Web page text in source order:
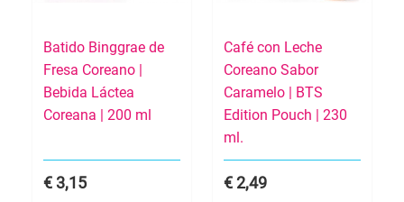
Batido Binggrae de
Fresa Coreano |
Bebida Láctea
Coreana | 200 ml
3,15
Café con Leche
Coreano Sabor
Caramelo | BTS
Edition Pouch | 230
ml.
2,49